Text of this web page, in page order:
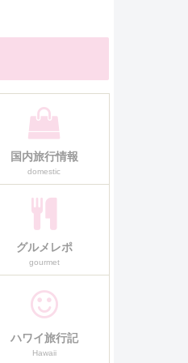
国内旅行情報
domestic
グルメレポ
gourmet
ハワイ旅行記
Hawaii